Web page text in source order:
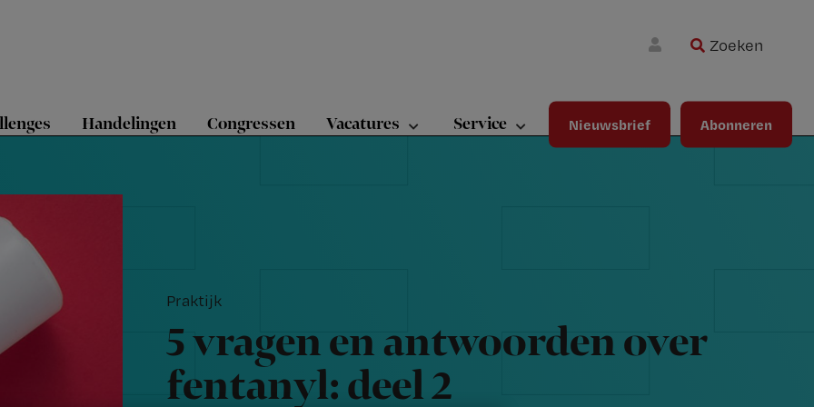
Zoeken
Handelingen Congressen Vacatures Service Nieuwsbrief Abonneren
Praktijk
5 vragen en antwoorden over
fentanyl: deel 2